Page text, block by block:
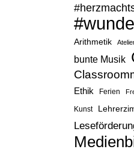
Arithmetik
bunte Musik
Ethik
Ferien
Kunst